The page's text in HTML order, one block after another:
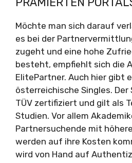
Möchte man sich darauf
es bei der
zugeht und eine hohe
besteht, empfiehlt sich die
ElitePartner. Auch hier gibt
österreichische Singles. Der
TÜV zertifiziert und gilt als
Studien. Vor allem
Partnersuchende mit
werden auf ihre Kosten
wird von Hand auf